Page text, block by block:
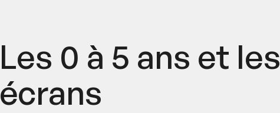
Les 0 à 5 ans et les
écrans